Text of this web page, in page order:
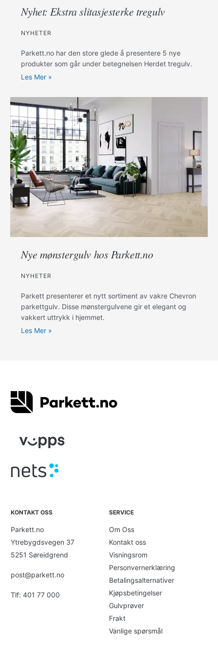
Nyhet: Ekstra slitasjesterke tregulv
NYHETER
Parkett.no har den store glede å presentere 5 nye
produkter som går under betegnelsen Herdet tregulv.
Les Mer »
Nye mønstergulv hos Parkett.no
NYHETER
Parkett presenterer et nytt sortiment av vakre Chevron
parkettgulv. Disse mønstergulvene gir et elegant og
vakkert uttrykk i hjemmet.
Les Mer »
KONTAKT OSS
Parkett.no
Ytrebygdsvegen 37
5251 Søreidgrend
post@parkett.no
Tlf: 401 77 000
SERVICE
Om Oss
Kontakt oss
Visningsrom
Personvernerklæring
Betalingsalternativer
Kjøpsbetingelser
Gulvprøver
Frakt
Vanlige spørsmål